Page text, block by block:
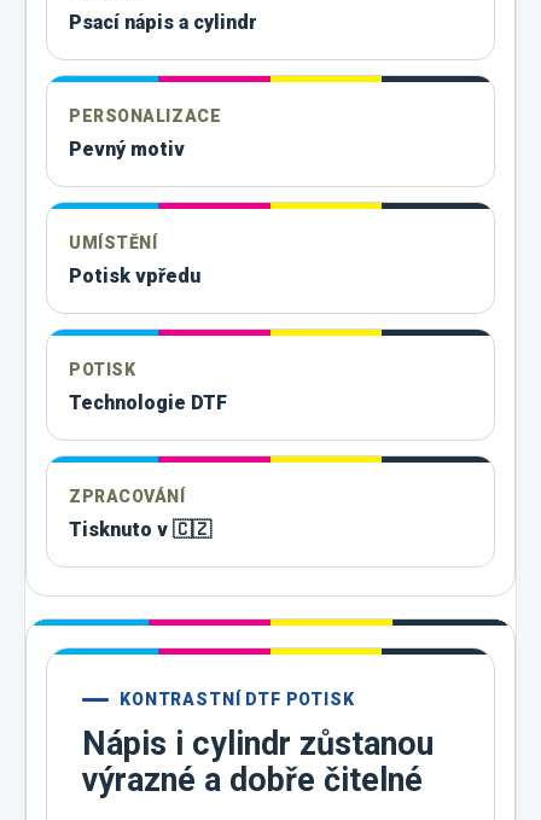
Psací nápis a cylindr
PERSONALIZACE
Pevný motiv
UMÍSTĚNÍ
Potisk vpředu
POTISK
Technologie DTF
ZPRACOVÁNÍ
Tisknuto v 🇨🇿
KONTRASTNÍ DTF POTISK
Nápis i cylindr zůstanou
výrazné a dobře čitelné